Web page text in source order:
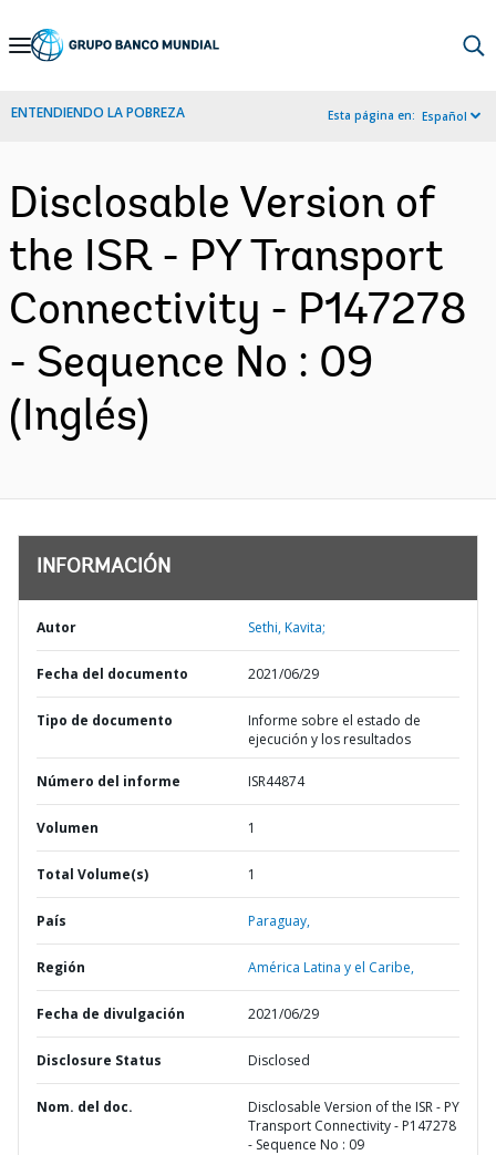
Skip
Navigation
ENTENDIENDO LA POBREZA Esta página en: Español
Disclosable Version of
the ISR - PY Transport
Connectivity - P147278
- Sequence No : 09
(Inglés)
INFORMACIÓN
Autor Sethi, Kavita;
Fecha del documento 2021/06/29
Tipo de documento
Informe sobre el estado de
ejecución y los resultados
Número del informe ISR44874
Volumen 1
Total Volume(s) 1
País Paraguay,
Región América Latina y el Caribe,
Fecha de divulgación 2021/06/29
Disclosure Status Disclosed
Nom. del doc.
Disclosable Version of the ISR - PY
Transport Connectivity - P147278
- Sequence No : 09